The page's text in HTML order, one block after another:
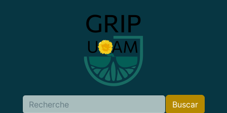
Buscar Buscar